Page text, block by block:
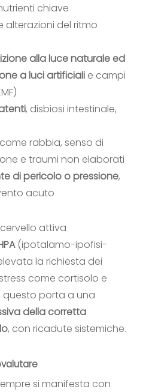
chiave
alterazioni del ritmo
alla luce naturale ed
a luci artificialie campi
, disbiosi intestinale,
rabbia, senso di
e traumi non elaborati
di pericolo o pressione,
acuto
attiva
(ipotalamo-ipofisi-
la richiesta dei
come cortisolo e
questo porta a una
della corretta
, con ricadute sistemiche.
si manifesta con